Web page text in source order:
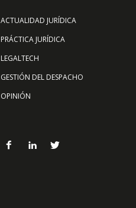
ACTUALIDAD JURÍDICA
PRÁCTICA JURÍDICA
LEGALTECH
GESTIÓN DEL DESPACHO
OPINIÓN